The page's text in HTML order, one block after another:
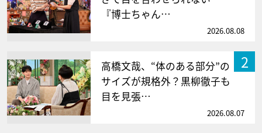
『博士ちゃん…
2026.08.08
2
高橋文哉、“体のある部分”の
サイズが規格外？黒柳徹子も
目を見張…
2026.08.07